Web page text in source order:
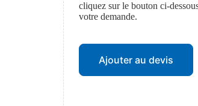
cliquez sur le bouton ci-
votre demande.
Ajouter au devis